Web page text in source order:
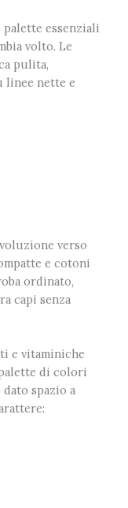
essenziali
volto. Le
pulita,
linee nette e
verso
e cotoni
ordinato,
capi senza
e vitaminiche
di colori
dato spazio a